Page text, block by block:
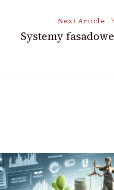
Next Article
Systemy fasadowe